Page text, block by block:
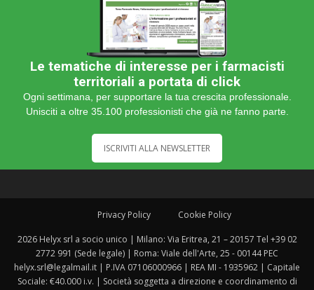
Le tematiche di interesse per i farmacisti
territoriali a portata di click
Ogni settimana, per supportare la tua crescita professionale.
Unisciti a oltre 35.100 professionisti che già ne fanno parte.
ISCRIVITI ALLA NEWSLETTER
Privacy Policy Cookie Policy
2026 Helyx srl a socio unico | Milano: Via Eritrea, 21 – 20157 Tel +39 02
2772 991 (Sede legale) | Roma: Viale dell'Arte, 25 - 00144 PEC
helyx.srl@legalmail.it | P.IVA 07106000966 | REA MI - 1935962 | Capitale
Sociale: €40.000 i.v. | Società soggetta a direzione e coordinamento di